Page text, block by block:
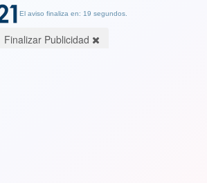
El aviso finaliza en: 19 segundos.
Finalizar Publicidad